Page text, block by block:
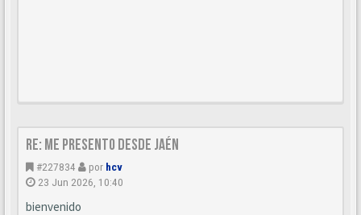
Re: Me presento desde Jaén
#227834 por hcv
23 Jun 2026, 10:40
bienvenido